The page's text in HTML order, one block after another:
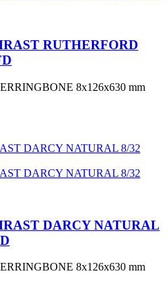
RUTHERFORD
8x126x630 mm
DARCY NATURAL
8x126x630 mm